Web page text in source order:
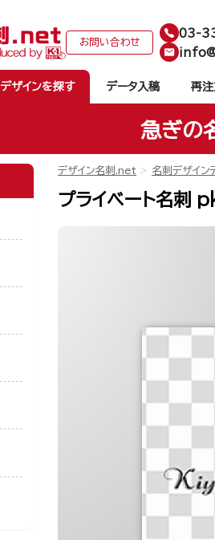
お問い合わせ
03-
デザインを探す データ入稿 再
急ぎの
デザイン名刺.net 名刺デザイン
プライベート名